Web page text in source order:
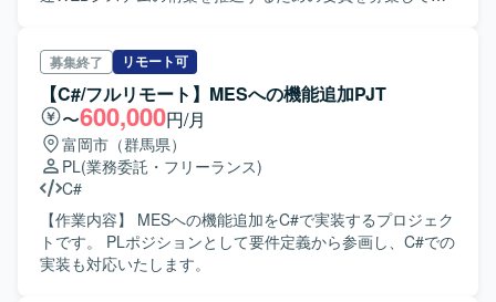
ーコード開発の経験を通じて、業務効率化やDX推進に直接
貢献できるポジションです。要件定義から設計、開発、教
育支援まで幅広い工程に携わることで、技術面とマネジメ
ント面の両方でスキルアップが可能です。また、顧客折衝
や施策立案などを通じて、上流工程の経験も積むことがで
きます。 【開発環境】 PowerPlatform（PowerApps、
PowerAutomate、PowerBI、Dataverse 等）を中心とした
クラウド環境での開発となります。
る業務をご担当いただきます。具体的には、基本設計や総
合テスト、UATのテストケース作成およびテスト実施、デ
ータ移行やシステム移行に関する各種作業を行っていただ
きます。また、ユーザ企業の立場で開発関連作業を遂行
し、開発ベンダーのコントロールや受入れ作業も担ってい
ただきます。あわせて、C#、SQL、shellなどを用いたバッ
チ製造や移行ツールの製造も行っていただきます。 【求め
る人物像】 業務領域を自ら理解しながらSE作業を推進でき
る主体性の高い方を求めております。開発ベンダーや社内
関係者とのコミュニケーションを円滑に行い、上流工程か
募集終了 リモート可
【C#/フルリモート】MESへの機能追加PJT
〜600,000円/月
富岡市（群馬県）
PL(業務委託・フリーランス)
C#
【作業内容】 MESへの機能追加をC#で実装するプロジェク
トです。 PLポジションとして要件定義から参画し、C#での
実装も対応いたします。